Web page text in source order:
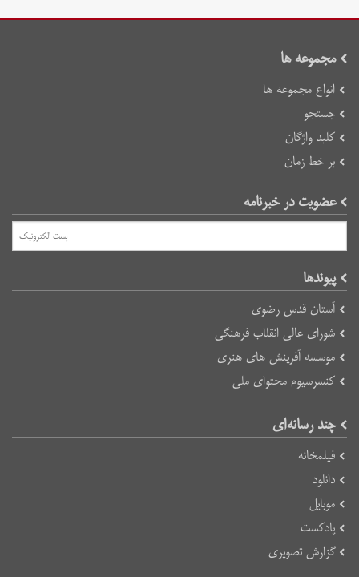
مجموعه ها
انواع مجموعه ها
جستجو
کلید واژگان
بر خط زمان
عضویت در خبرنامه
پیوند‌ها
آستان قدس رضوی
شورای عالی انقلاب فرهنگی
موسسه آفرینش های هنری
کنسرسیوم محتوای ملی
چند رسانه‌ای
فیلمخانه
دانلود
موبایل
پادکست
گزارش تصویری